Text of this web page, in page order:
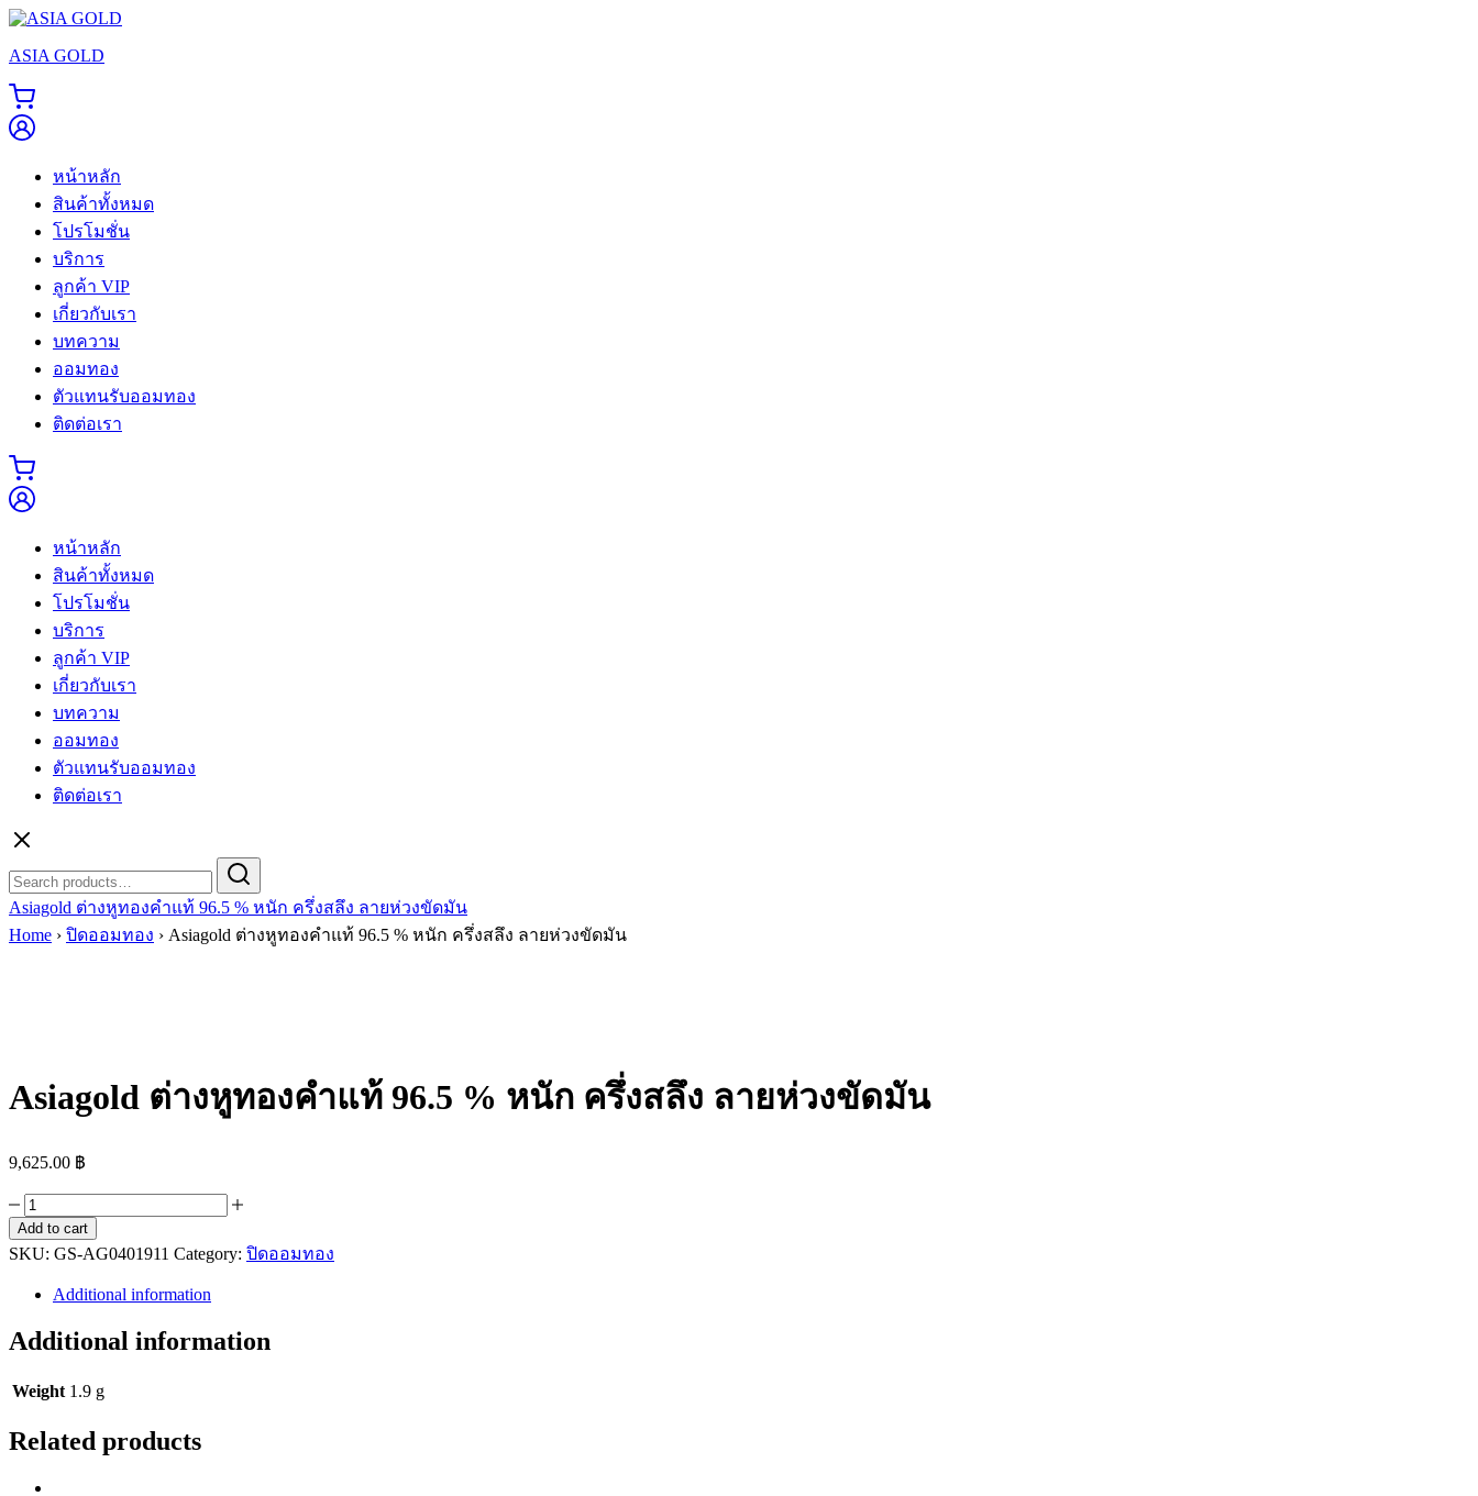
Skip
content
ASIA GOLD
หน้าหลัก
สินค้าทั้งหมด
โปรโมชั่น
บริการ
ลูกค้า VIP
เกี่ยวกับเรา
บทความ
ออมทอง
ตัวแทนรับออมทอง
ติดต่อเรา
หน้าหลัก
สินค้าทั้งหมด
โปรโมชั่น
บริการ
ลูกค้า VIP
เกี่ยวกับเรา
บทความ
ออมทอง
ตัวแทนรับออมทอง
ติดต่อเรา
for:
Asiagold ต่างหูทองคำแท้ 96.5 % หนัก ครึ่งสลึง ลายห่วงขัดมัน
Home › ปิดออมทอง › Asiagold ต่างหูทองคำแท้ 96.5 % หนัก ครึ่งสลึง ลายห่วงขัดมัน
Asiagold ต่างหูทองคำแท้ 96.5 % หนัก ครึ่งสลึง ลายห่วงขัดมัน
9,625.00 ฿
Asiagold
ต่าง
หู
96.5
%
ครึ่ง
สลึง
ห่วง
Add to cart
SKU: GS-AG0401911 Category: ปิดออมทอง
Additional information
Additional information
Weight 1.9 g
Related products